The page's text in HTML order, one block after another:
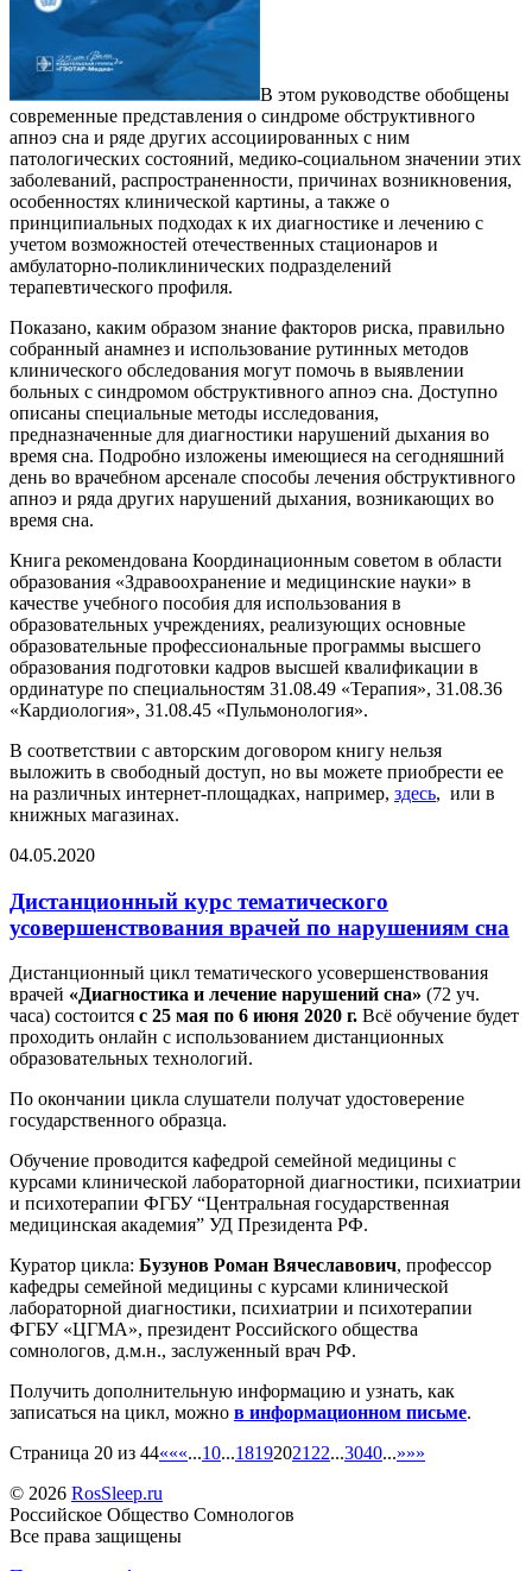
В этом руководстве обобщены
современные представления о синдроме обструктивного
апноэ сна и ряде других ассоциированных с ним
патологических состояний, медико-социальном значении этих
заболеваний, распространенности, причинах возникновения,
особенностях клинической картины, а также о
принципиальных подходах к их диагностике и лечению с
учетом возможностей отечественных стационаров и
амбулаторно-поликлинических подразделений
терапевтического профиля.
Показано, каким образом знание факторов риска, правильно
собранный анамнез и использование рутинных методов
клинического обследования могут помочь в выявлении
больных с синдромом обструктивного апноэ сна. Доступно
описаны специальные методы исследования,
предназначенные для диагностики нарушений дыхания во
время сна. Подробно изложены имеющиеся на сегодняшний
день во врачебном арсенале способы лечения обструктивного
апноэ и ряда других нарушений дыхания, возникающих во
время сна.
Книга рекомендована Координационным советом в области
образования «Здравоохранение и медицинские науки» в
качестве учебного пособия для использования в
образовательных учреждениях, реализующих основные
образовательные профессиональные программы высшего
образования подготовки кадров высшей квалификации в
ординатуре по специальностям 31.08.49 «Терапия», 31.08.36
«Кардиология», 31.08.45 «Пульмонология».
В соответствии с авторским договором книгу нельзя
выложить в свободный доступ, но вы можете приобрести ее
на различных интернет-площадках, например, здесь, или в
книжных магазинах.
04.05.2020
Дистанционный курс тематического
усовершенствования врачей по нарушениям сна
Дистанционный цикл тематического усовершенствования
врачей «Диагностика и лечение нарушений сна» (72 уч.
часа) состоится с 25 мая по 6 июня 2020 г. Всё обучение будет
проходить онлайн с использованием дистанционных
образовательных технологий.
По окончании цикла слушатели получат удостоверение
государственного образца.
Обучение проводится кафедрой семейной медицины с
курсами клинической лабораторной диагностики, психиатрии
и психотерапии ФГБУ “Центральная государственная
медицинская академия” УД Президента РФ.
Куратор цикла: Бузунов Роман Вячеславович, профессор
кафедры семейной медицины с курсами клинической
лабораторной диагностики, психиатрии и психотерапии
ФГБУ «ЦГМА», президент Российского общества
сомнологов, д.м.н., заслуженный врач РФ.
Получить дополнительную информацию и узнать, как
записаться на цикл, можно в информационном письме.
Страница 20 из 44«««...10...18192021 22...3040...»»»
© 2026 RosSleep.ru
Российское Общество Сомнологов
Все права защищены